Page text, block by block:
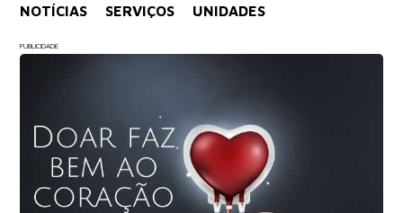
NOTÍCIAS SERVIÇOS UNIDADES
PUBLICIDADE